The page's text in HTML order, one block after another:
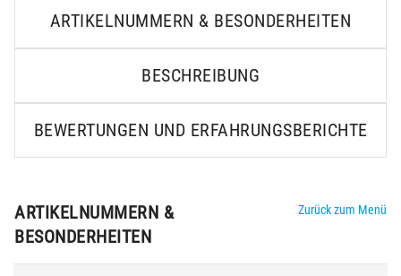
ARTIKELNUMMERN & BESONDERHEITEN
BESCHREIBUNG
BEWERTUNGEN UND ERFAHRUNGSBERICHTE
ARTIKELNUMMERN &
BESONDERHEITEN
Zurück zum Menü